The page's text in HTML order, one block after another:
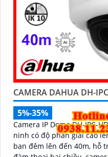
CAMERA DAHUA DH-
5%-35%
Camera IP Dome DH-IPC-
ninh có độ phân giải cao
ban đêm lên đến 40m, hỗ